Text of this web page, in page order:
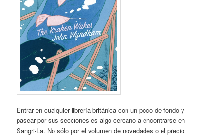
Entrar en cualquier librería británica con un poco de fondo y
pasear por sus secciones es algo cercano a encontrarse en
Sangri-La. No sólo por el volumen de novedades o el precio